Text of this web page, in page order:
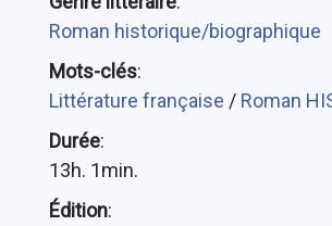
Roman historique/biographique
Mots-clés:
Littérature française / Roman
Durée:
13h. 1min.
Édition: